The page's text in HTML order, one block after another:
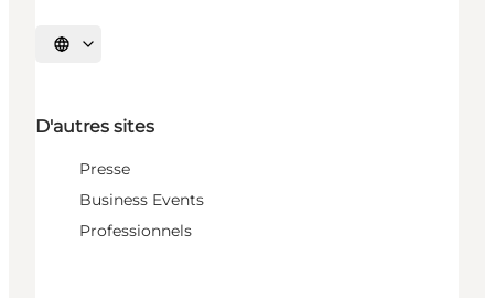
Choisissez la langue
D'autres sites
Presse
Business Events
Professionnels